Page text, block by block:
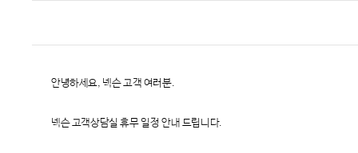
안녕하세요, 넥슨 고객 여러분.
넥슨 고객상담실 휴무 일정 안내 드립니다.